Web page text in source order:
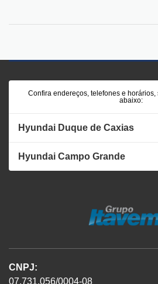
Confira endereços, telefones e
abaixo:
Hyundai Duque de Caxias
Hyundai Campo Grande
CNPJ:
07.731.056/0004-08